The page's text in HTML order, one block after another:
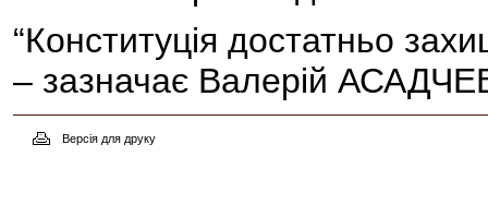
“Конституція достатньо
– зазначає Валерій
Версія для друку